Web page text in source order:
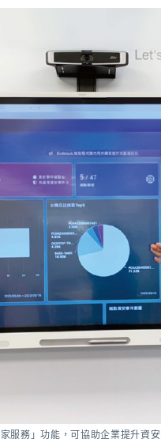
服務」功能，可協助企業提升資